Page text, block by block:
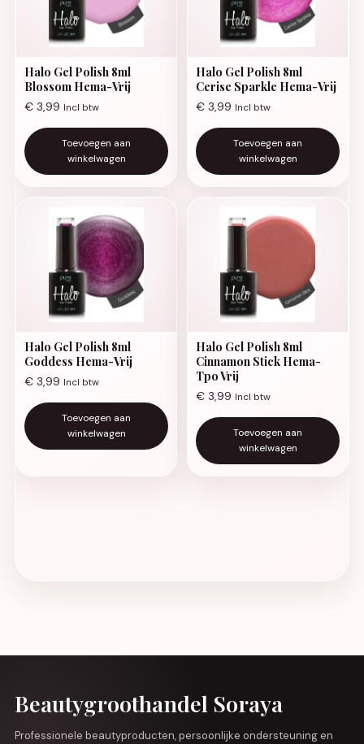
Halo Gel Polish 8ml
Blossom Hema-Vrij
€ 3,99 Incl btw
Toevoegen aan
winkelwagen
Halo Gel Polish 8ml
Cerise Sparkle Hema-Vrij
€ 3,99 Incl btw
Toevoegen aan
winkelwagen
Halo Gel Polish 8ml
Goddess Hema-Vrij
€ 3,99 Incl btw
Toevoegen aan
winkelwagen
Halo Gel Polish 8ml
Cinnamon Stick Hema-
Tpo Vrij
€ 3,99 Incl btw
Toevoegen aan
winkelwagen
Beautygroothandel Soraya
Professionele beautyproducten, persoonlijke ondersteuning en